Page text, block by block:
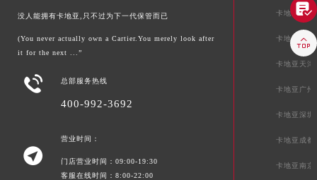
没人能拥有卡地亚,只不过为下一代保管而已
(You never actually own a Cartier.You merely look after
it for the next ...”
 总部服务热线
400-992-3692

营业时间：
门店营业时间：09:00-19:30
客服在线时间：8:00-22:00
卡地亚北京
卡地亚上海
卡地亚天津
卡地亚广州
卡地亚深圳
卡地亚成都
卡地亚南京

